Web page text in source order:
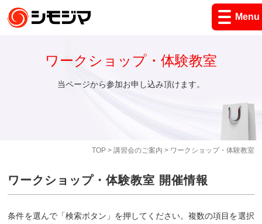
Menu
TOP> 講習会のご案内 > ワークショップ・体験教室
ワークショップ・体験教室
当ページから参加お申し込み頂けます。
ワークショップ・体験教室 開催情報
条件を選んで「検索ボタン」を押してください。複数の項目を選択